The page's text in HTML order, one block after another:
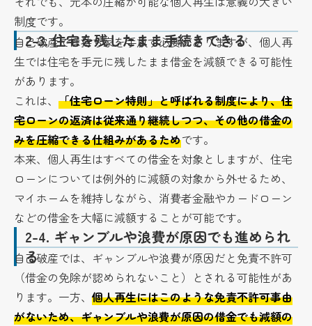
制度です。
2-3.住宅を残したまま手続きできる
自己破産では持ち家を手放す必要がありますが、個人再
生では住宅を手元に残したまま借金を減額できる可能性
があります。
これは、「住宅ローン特則」と呼ばれる制度により、住
宅ローンの返済は従来通り継続しつつ、その他の借金の
みを圧縮できる仕組みがあるためです。
本来、個人再生はすべての借金を対象としますが、住宅
ローンについては例外的に減額の対象から外せるため、
マイホームを維持しながら、消費者金融やカードローン
などの借金を大幅に減額することが可能です。
2-4. ギャンブルや浪費が原因でも進められ
る
自己破産では、ギャンブルや浪費が原因だと免責不許可
（借金の免除が認められないこと）とされる可能性があ
ります。一方、個人再生にはこのような免責不許可事由
がないため、ギャンブルや浪費が原因の借金でも減額の